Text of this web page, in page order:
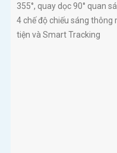
355°, quay dọc 90° quan
4 chế độ chiếu sáng thông
tiện và Smart Tracking